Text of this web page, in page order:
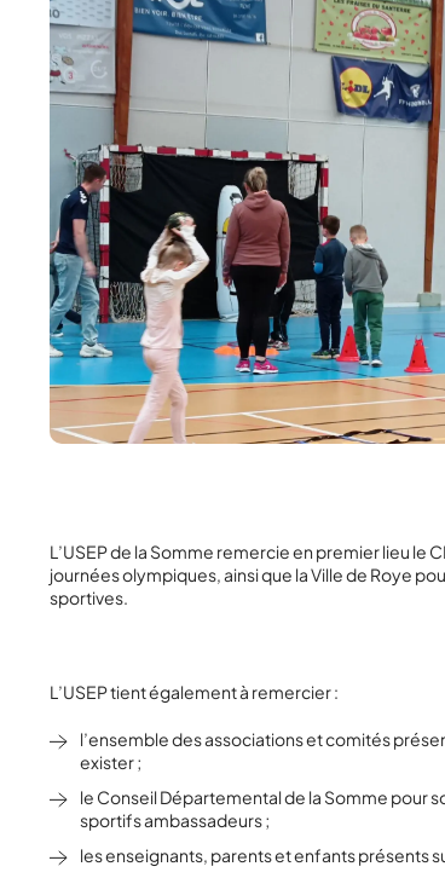
L’USEP de la Somme remercie en premier lieu le
journées olympiques, ainsi que la Ville de Roye
sportives.
L’USEP tient également à remercier :
l’ensemble des associations et comités
exister ;
le Conseil Départemental de la Somme pour
sportifs ambassadeurs ;
les enseignants, parents et enfants présents